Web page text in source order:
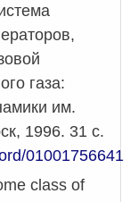
газа:
им.
1996. 31 с.
01001756641
class of